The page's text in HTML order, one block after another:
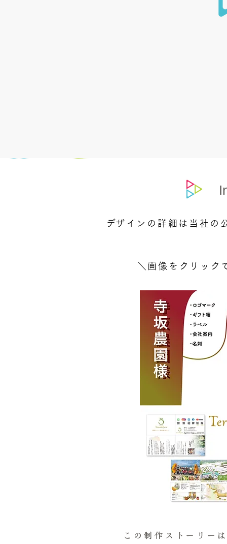
デザインの詳細は当社
＼画像をクリッ
この制作ストーリー